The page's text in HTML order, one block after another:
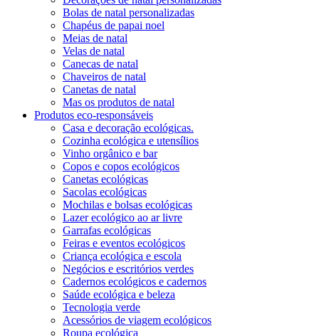
Bolas de natal personalizadas
Chapéus de papai noel
Meias de natal
Velas de natal
Canecas de natal
Chaveiros de natal
Canetas de natal
Mas os produtos de natal
Produtos eco-responsáveis
Casa e decoração ecológicas.
Cozinha ecológica e utensílios
Vinho orgânico e bar
Copos e copos ecológicos
Canetas ecológicas
Sacolas ecológicas
Mochilas e bolsas ecológicas
Lazer ecológico ao ar livre
Garrafas ecológicas
Feiras e eventos ecológicos
Criança ecológica e escola
Negócios e escritórios verdes
Cadernos ecológicos e cadernos
Saúde ecológica e beleza
Tecnologia verde
Acessórios de viagem ecológicos
Roupa ecológica